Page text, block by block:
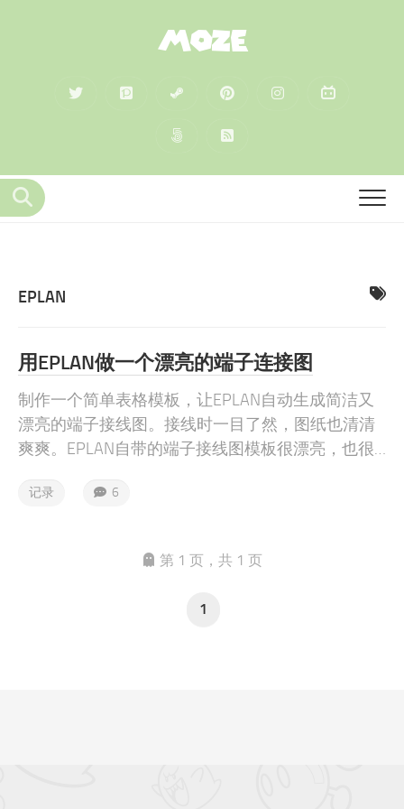
MOZE
EPLAN
用EPLAN做一个漂亮的端子连接图
制作一个简单表格模板，让EPLAN自动生成简洁又
漂亮的端子接线图。接线时一目了然，图纸也清清
爽爽。EPLAN自带的端子接线图模板很漂亮，也很
太方便。
记录 6
第 1 页，共 1 页
1